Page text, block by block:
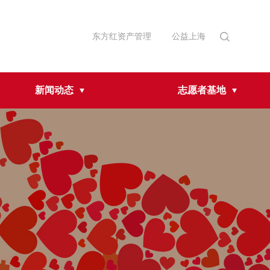
东方红资产管理 公益上海
新闻动态 志愿者基地